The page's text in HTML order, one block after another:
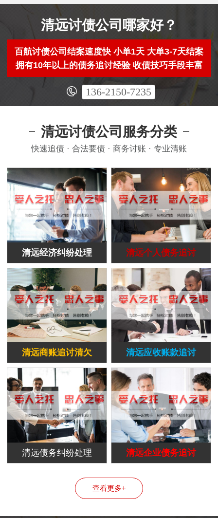
清远讨债公司哪家好？
百航讨债公司结案速度快 小单1天 大单3-7天结案
拥有10年以上的债务追讨经验 收债技巧手段丰富
136-2150-7235
清远讨债公司服务分类
快速追债 · 合法要债 · 商务讨账 · 专业清账
清远经济纠纷处理 清远个人债务追讨
清远商账追讨清欠 清远应收账款追讨
清远债务纠纷处理 清远企业债务追讨
查看更多+